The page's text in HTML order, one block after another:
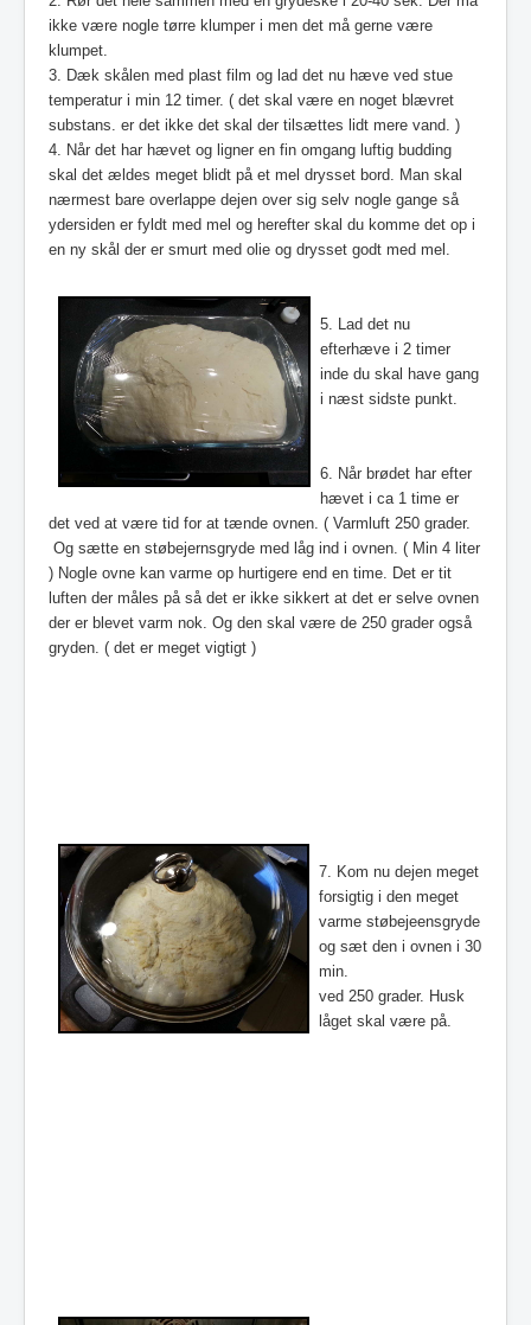
ikke være nogle tørre klumper i men det må gerne være
klumpet.
3. Dæk skålen med plast film og lad det nu hæve ved stue
temperatur i min 12 timer. ( det skal være en noget blævret
substans. er det ikke det skal der tilsættes lidt mere vand. )
4. Når det har hævet og ligner en fin omgang luftig budding
skal det ældes meget blidt på et mel drysset bord. Man skal
nærmest bare overlappe dejen over sig selv nogle gange så
ydersiden er fyldt med mel og herefter skal du komme det op i
en ny skål der er smurt med olie og drysset godt med mel.
5. Lad det nu
efterhæve i 2 timer
inde du skal have gang
i næst sidste punkt.
6. Når brødet har efter
hævet i ca 1 time er
det ved at være tid for at tænde ovnen. ( Varmluft 250 grader.
Og sætte en støbejernsgryde med låg ind i ovnen. ( Min 4 liter
) Nogle ovne kan varme op hurtigere end en time. Det er tit
luften der måles på så det er ikke sikkert at det er selve ovnen
der er blevet varm nok. Og den skal være de 250 grader også
gryden. ( det er meget vigtigt )
7. Kom nu dejen meget
forsigtig i den meget
varme støbejeensgryde
og sæt den i ovnen i 30
min.
ved 250 grader. Husk
låget skal være på.